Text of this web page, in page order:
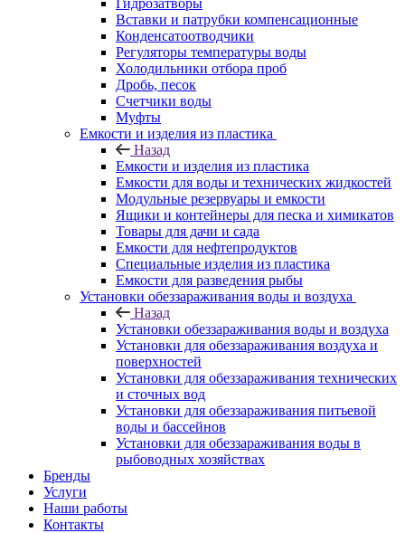
Гидрозатворы
Вставки и патрубки компенсационные
Конденсатоотводчики
Регуляторы температуры воды
Холодильники отбора проб
Дробь, песок
Счетчики воды
Муфты
Емкости и изделия из пластика
Назад
Емкости и изделия из пластика
Емкости для воды и технических жидкостей
Модульные резервуары и емкости
Ящики и контейнеры для песка и химикатов
Товары для дачи и сада
Емкости для нефтепродуктов
Специальные изделия из пластика
Емкости для разведения рыбы
Установки обеззараживания воды и воздуха
Назад
Установки обеззараживания воды и воздуха
Установки для обеззараживания воздуха и
поверхностей
Установки для обеззараживания технических
и сточных вод
Установки для обеззараживания питьевой
воды и бассейнов
Установки для обеззараживания воды в
рыбоводных хозяйствах
Бренды
Услуги
Наши работы
Контакты